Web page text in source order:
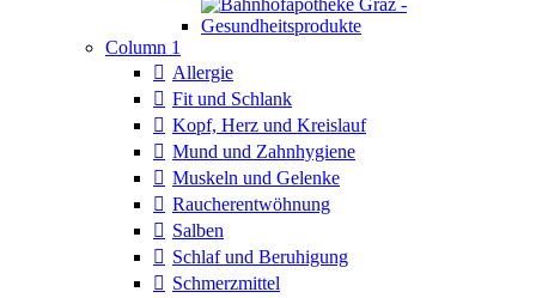
Column 1
Allergie
Fit und Schlank
Kopf, Herz und Kreislauf
Mund und Zahnhygiene
Muskeln und Gelenke
Raucherentwöhnung
Salben
Schlaf und Beruhigung
Schmerzmittel